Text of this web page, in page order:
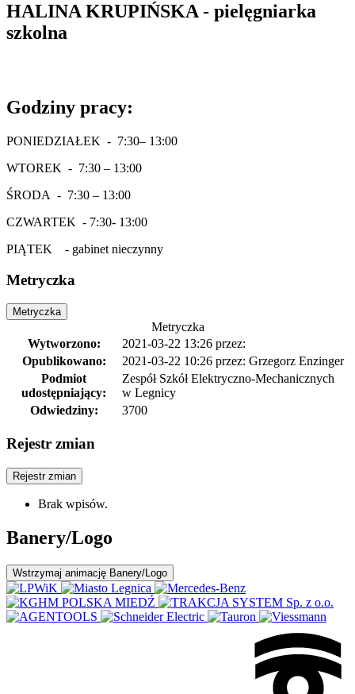
HALINA KRUPIŃSKA - pielęgniarka
szkolna
Godziny pracy:
PONIEDZIAŁEK - 7:30– 13:00
WTOREK - 7:30 – 13:00
ŚRODA - 7:30 – 13:00
CZWARTEK - 7:30- 13:00
PIĄTEK - gabinet nieczynny
Metryczka
Metryczka
Metryczka
Wytworzono:
2021-03-22 13:26 przez:
Opublikowano:
2021-03-22 10:26 przez: Grzegorz Enzinger
Podmiot
udostępniający:
Zespół Szkół Elektryczno-Mechanicznych
w Legnicy
Odwiedziny:
3700
Rejestr zmian
Rejestr zmian
Brak wpisów.
Banery/Logo
Wstrzymaj animację Banery/Logo